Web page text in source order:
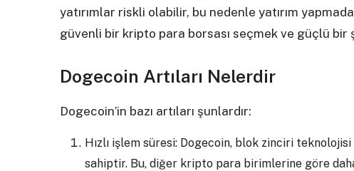
yatırımlar riskli olabilir, bu nedenle yatırım
güvenli bir kripto para borsası seçmek ve güçlü
Dogecoin Artıları Nelerdir
Dogecoin’in bazı artıları şunlardır:
Hızlı işlem süresi: Dogecoin, blok zinciri
sahiptir. Bu, diğer kripto para birimlerine göre